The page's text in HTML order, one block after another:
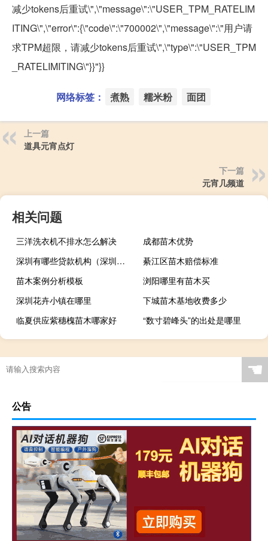
减少tokens后重试\",\"message\":\"USER_TPM_RATELIM
ITING\",\"error\":{\"code\":\"700002\",\"message\":\"用户请
求TPM超限，请减少tokens后重试\",\"type\":\"USER_TPM
_RATELIMITING\"}}"}}
网络标签： 煮熟 糯米粉 面团
上一篇
道具元宵点灯
下一篇
元宵几频道
相关问题
三洋洗衣机不排水怎么解决
成都苗木优势
深圳有哪些贷款机构（深圳有哪些贷款公司）
綦江区苗木赔偿标准
苗木案例分析模板
浏阳哪里有苗木买
深圳花卉小镇在哪里
下城苗木基地收费多少
临夏供应紫穗槐苗木哪家好
“数寸碧峰头”的出处是哪里
☚
公告